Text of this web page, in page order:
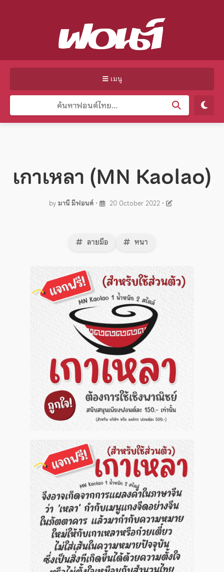
เมนู
เกาเหลา (MN Kaolao)
byมานี มีฟอนต์ • 20 October 2022 •
ลายมือ หนา